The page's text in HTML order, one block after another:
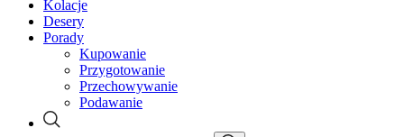
Kolacje
Desery
Porady
Kupowanie
Przygotowanie
Przechowywanie
Podawanie